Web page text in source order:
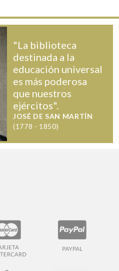
"La biblioteca
destinada a la
educación universal
es más poderosa
que nuestros
ejércitos".
JOSÉ DE SAN MARTÍN
(1778 - 1850)